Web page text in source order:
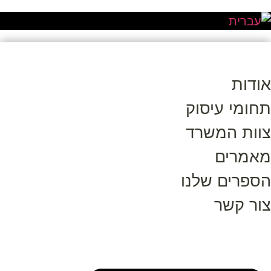
אודות
תחומי עיסוק
צוות המשרד
מאמרים
הספרים שלנו
צור קשר